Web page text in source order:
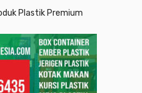
Plastik Premium